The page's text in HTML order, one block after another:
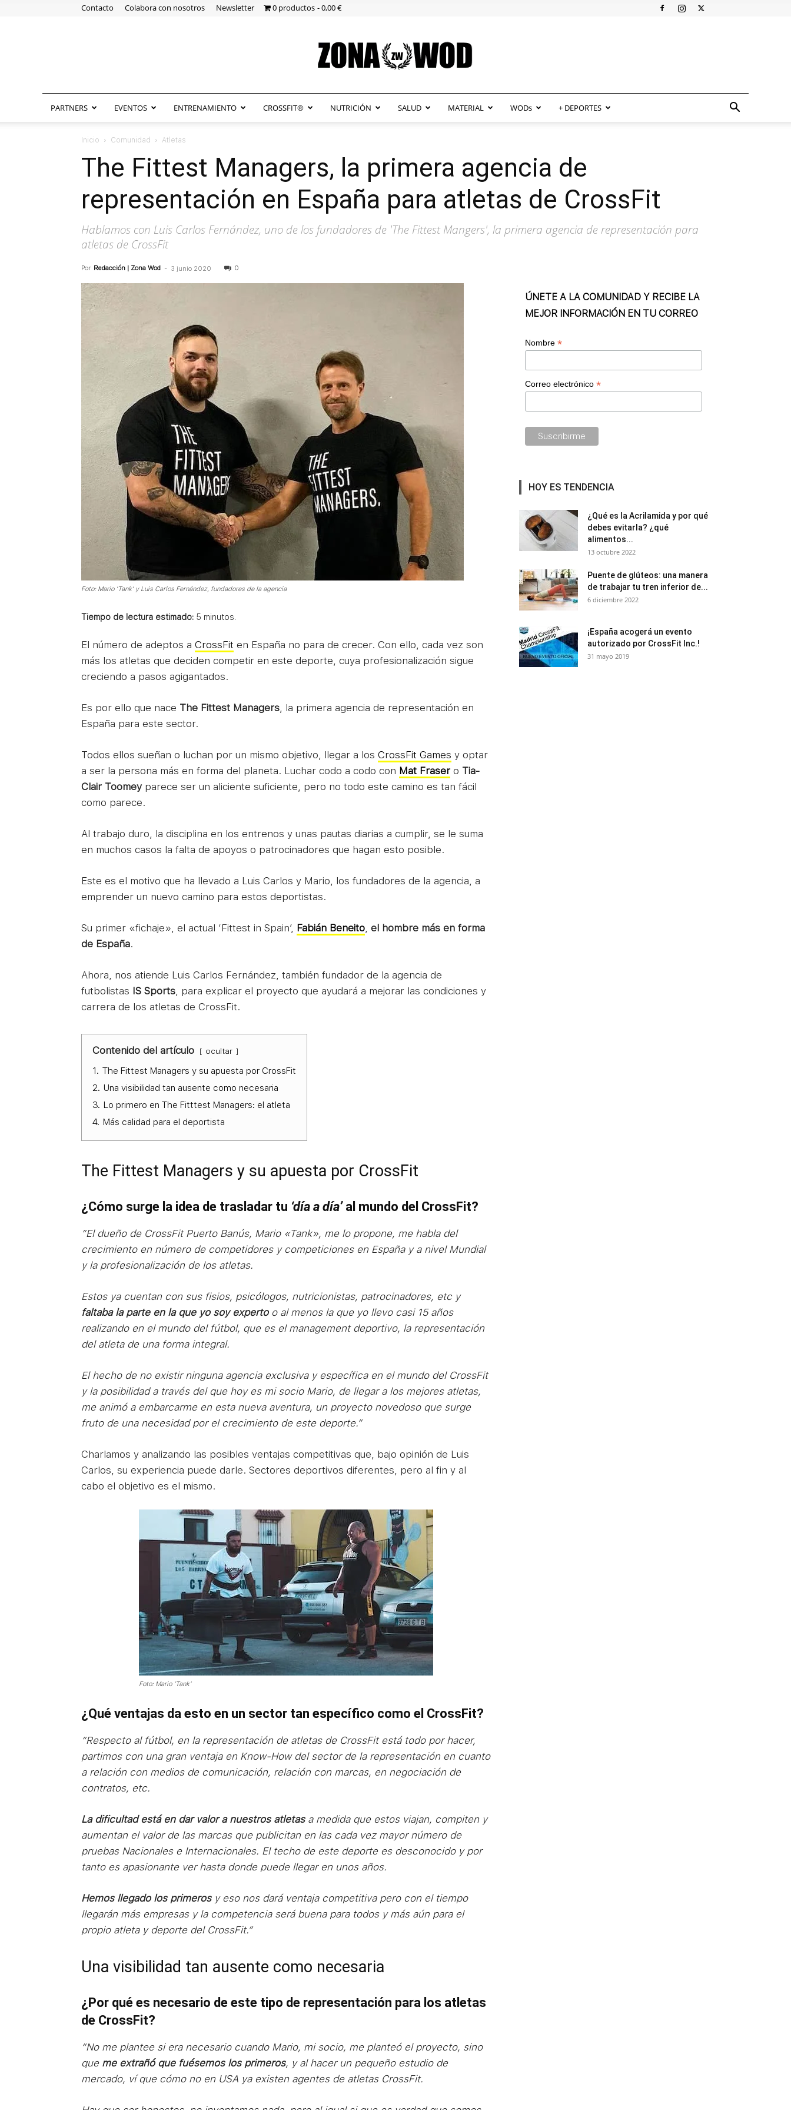
Contacto Colabora con nosotros Newsletter 0 productos 0,00 €
ZonaWOD
PARTNERS EVENTOS ENTRENAMIENTO CROSSFIT® NUTRICIÓN SALUD MATERIAL WODs + DEPORTES
Inicio Comunidad Atletas
The Fittest Managers, la primera agencia de
representación en España para atletas de CrossFit
Hablamos con Luis Carlos Fernández, uno de los fundadores de 'The Fittest Mangers', la primera agencia de representación para
atletas de CrossFit
Por Redacción | Zona Wod - 3 junio 2020 0
Foto: Mario 'Tank' y Luis Carlos Fernández, fundadores de la agencia
Tiempo de lectura estimado: 5 minutos.
El número de adeptos a CrossFit en España no para de crecer. Con ello, cada vez son
más los atletas que deciden competir en este deporte, cuya profesionalización sigue
creciendo a pasos agigantados.
Es por ello que nace The Fittest Managers, la primera agencia de representación en
España para este sector.
Todos ellos sueñan o luchan por un mismo objetivo, llegar a los CrossFit Games y optar
a ser la persona más en forma del planeta. Luchar codo a codo con Mat Fraser o Tia-
Clair Toomey parece ser un aliciente suficiente, pero no todo este camino es tan fácil
como parece.
Al trabajo duro, la disciplina en los entrenos y unas pautas diarias a cumplir, se le suma
en muchos casos la falta de apoyos o patrocinadores que hagan esto posible.
Este es el motivo que ha llevado a Luis Carlos y Mario, los fundadores de la agencia, a
emprender un nuevo camino para estos deportistas.
Su primer «fichaje», el actual ‘Fittest in Spain’, Fabián Beneito, el hombre más en forma
de España.
Ahora, nos atiende Luis Carlos Fernández, también fundador de la agencia de
futbolistas IS Sports, para explicar el proyecto que ayudará a mejorar las condiciones y
carrera de los atletas de CrossFit.
Contenido del artículo ocultar
1. The Fittest Managers y su apuesta por CrossFit
2. Una visibilidad tan ausente como necesaria
3. Lo primero en The Fitttest Managers: el atleta
4. Más calidad para el deportista
The Fittest Managers y su apuesta por CrossFit
¿Cómo surge la idea de trasladar tu ‘día a día’al mundo del CrossFit?
”El dueño de CrossFit Puerto Banús, Mario «Tank», me lo propone, me habla del
crecimiento en número de competidores y competiciones en España y a nivel Mundial
y la profesionalización de los atletas.
Estos ya cuentan con sus fisios, psicólogos, nutricionistas, patrocinadores, etc y
faltaba la parte en la que yo soy expertoo al menos la que yo llevo casi 15 años
realizando en el mundo del fútbol, que es el management deportivo, la representación
del atleta de una forma integral.
El hecho de no existir ninguna agencia exclusiva y específica en el mundo del CrossFit
y la posibilidad a través del que hoy es mi socio Mario, de llegar a los mejores atletas,
me animó a embarcarme en esta nueva aventura, un proyecto novedoso que surge
fruto de una necesidad por el crecimiento de este deporte.”
Charlamos y analizando las posibles ventajas competitivas que, bajo opinión de Luis
Carlos, su experiencia puede darle. Sectores deportivos diferentes, pero al fin y al
cabo el objetivo es el mismo.
Foto: Mario ‘Tank’
¿Qué ventajas da esto en un sector tan específico como el CrossFit?
“Respecto al fútbol, en la representación de atletas de CrossFit está todo por hacer,
partimos con una gran ventaja en Know-How del sector de la representación en cuanto
a relación con medios de comunicación, relación con marcas, en negociación de
contratos, etc.
La dificultad está en dar valor a nuestros atletasa medida que estos viajan, compiten y
aumentan el valor de las marcas que publicitan en las cada vez mayor número de
pruebas Nacionales e Internacionales. El techo de este deporte es desconocido y por
tanto es apasionante ver hasta donde puede llegar en unos años.
Hemos llegado los primerosy eso nos dará ventaja competitiva pero con el tiempo
llegarán más empresas y la competencia será buena para todos y más aún para el
propio atleta y deporte del CrossFit.”
Una visibilidad tan ausente como necesaria
¿Por qué es necesario de este tipo de representación para los atletas
de CrossFit?
“No me plantee si era necesario cuando Mario, mi socio, me planteó el proyecto, sino
que me extrañó que fuésemos los primeros, y al hacer un pequeño estudio de
mercado, ví que cómo no en USA ya existen agentes de atletas CrossFit.
ÚNETE A LA COMUNIDAD Y RECIBE LA
MEJOR INFORMACIÓN EN TU CORREO
Nombre *
Correo electrónico *
HOY ES TENDENCIA
¿Qué es la Acrilamida y por qué
debes evitarla? ¿qué
alimentos...
13 octubre 2022
Puente de glúteos: una manera
de trabajar tu tren inferior de...
6 diciembre 2022
¡España acogerá un evento
autorizado por CrossFit Inc.!
31 mayo 2019